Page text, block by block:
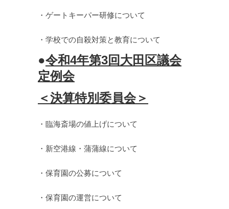
・ゲートキーパー研修について
・学校での自殺対策と教育について
●令和4年第3回大田区議会
定例会
＜決算特別委員会＞
・臨海斎場の値上げについて
・新空港線・蒲蒲線について
・保育園の公募について
・保育園の運営について